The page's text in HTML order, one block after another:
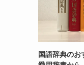
国語辞典のお